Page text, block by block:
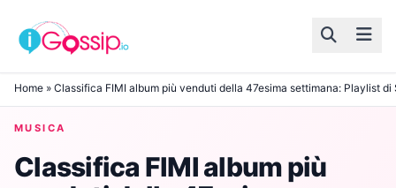
Skip to content
Home » Classifica FIMI album più venduti della 47esima settimana: Playlist di
MUSICA
Classifica FIMI album più